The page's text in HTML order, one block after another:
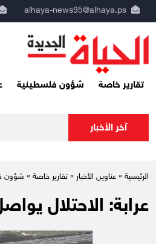
alhaya-news95@alhaya.ps
تقارير خاصة شؤون فلسطينية
آخر الأخبار
الرئيسية » عناوين الأخبار » تقارير خاصة » شؤون
عرابة: الاحتلال